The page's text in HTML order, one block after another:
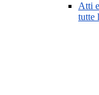
Atti
tutte